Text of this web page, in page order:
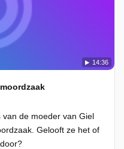
14:36
de moeder van Giel
Gelooft ze het of